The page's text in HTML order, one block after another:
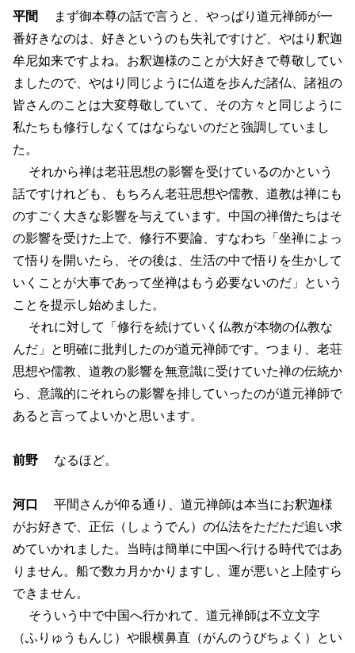
平間 まず御本尊の話で言うと、やっぱり道元禅師が一
番好きなのは、好きというのも失礼ですけど、やはり釈迦
牟尼如来ですよね。お釈迦様のことが大好きで尊敬してい
ましたので、やはり同じように仏道を歩んだ諸仏、諸祖の
皆さんのことは大変尊敬していて、その方々と同じように
私たちも修行しなくてはならないのだと強調していまし
た。
それから禅は老荘思想の影響を受けているのかという
話ですけれども、もちろん老荘思想や儒教、道教は禅にも
のすごく大きな影響を与えています。中国の禅僧たちはそ
の影響を受けた上で、修行不要論、すなわち「坐禅によっ
て悟りを開いたら、その後は、生活の中で悟りを生かして
いくことが大事であって坐禅はもう必要ないのだ」という
ことを提示し始めました。
それに対して「修行を続けていく仏教が本物の仏教な
んだ」と明確に批判したのが道元禅師です。つまり、老荘
思想や儒教、道教の影響を無意識に受けていた禅の伝統か
ら、意識的にそれらの影響を排していったのが道元禅師で
あると言ってよいかと思います。
前野 なるほど。
河口 平間さんが仰る通り、道元禅師は本当にお釈迦様
がお好きで、正伝（しょうでん）の仏法をただただ追い求
めていかれました。当時は簡単に中国へ行ける時代ではあ
りません。船で数カ月かかりますし、運が悪いと上陸すら
できません。
そういう中で中国へ行かれて、道元禅師は不立文字
（ふりゅうもんじ）や眼横鼻直（がんのうびちょく）とい